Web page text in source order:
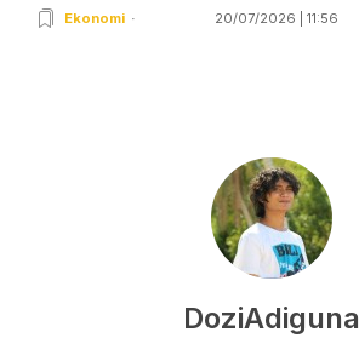
Ekonomi 20/07/2026 | 11:56
DoziAdiguna